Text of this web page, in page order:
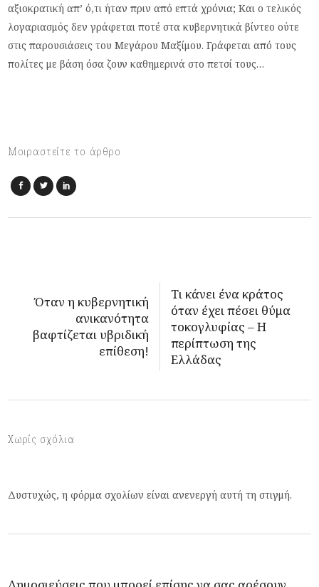
αξιοκρατική απ’ ό,τι ήταν πριν από επτά χρόνια; Και ο τελικός
λογαριασμός δεν γράφεται ποτέ στα κυβερνητικά βίντεο ούτε
στις παρουσιάσεις του Μεγάρου Μαξίμου. Γράφεται από τους
πολίτες με βάση όσα ζουν καθημερινά στο πετσί τους…
Μοιραστείτε το άρθρο
Όταν η κυβερνητική
ανικανότητα
βαφτίζεται υβριδική
επίθεση!
Τι κάνει ένα κράτος
όταν έχει πέσει θύμα
τοκογλυφίας – Η
περίπτωση της
Ελλάδας
Χωρίς σχόλια
Δυστυχώς, η φόρμα σχολίων είναι ανενεργή αυτή τη στιγμή.